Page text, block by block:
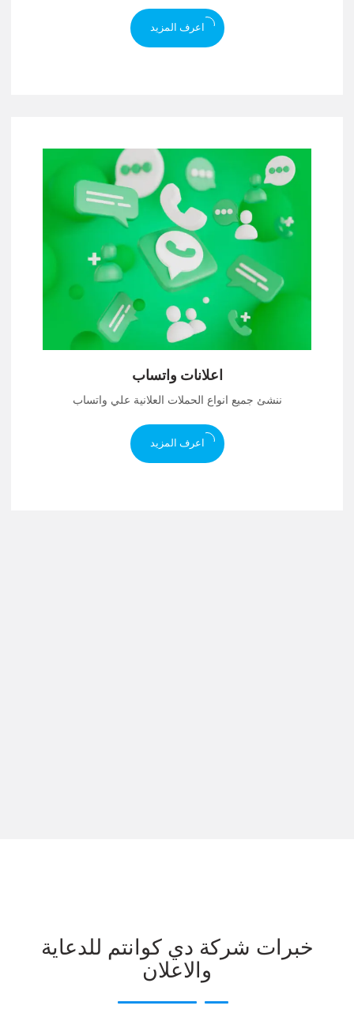
اعرف المزيد
اعلانات واتساب
ننشئ جميع انواع الحملات العلانية علي واتساب
اعرف المزيد
خبرات شركة دي كوانتم للدعاية
والاعلان